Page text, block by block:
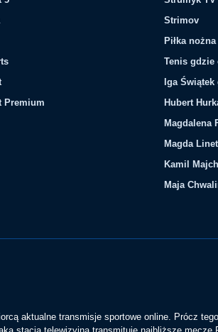
Premium
Strimov
Piłka
Tenis gdzie
Iga
Hubert
Magdalena
Magda
Kamil
Maja
aktualne transmisje sportowe online. Prócz
stacja telewizyjna transmituje najbliższe mecze